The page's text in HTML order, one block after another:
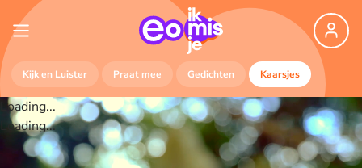
Kijk en Luister Praat mee Gedichten Kaarsjes
Loading...
Loading...